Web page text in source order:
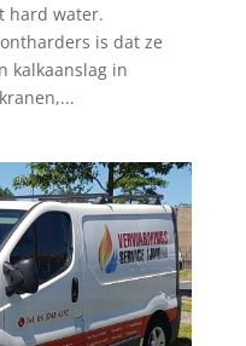
hard water.
is dat ze
kalkaanslag in